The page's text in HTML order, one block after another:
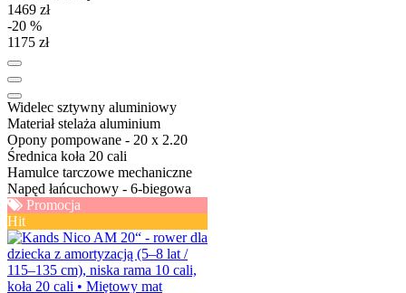
1469 zł
-20 %
1175 zł
Widelec sztywny aluminiowy
Materiał stelaża aluminium
Opony pompowane - 20 x 2.20
Średnica koła 20 cali
Hamulce tarczowe mechaniczne
Napęd łańcuchowy - 6-biegowa
Promocja
Hit